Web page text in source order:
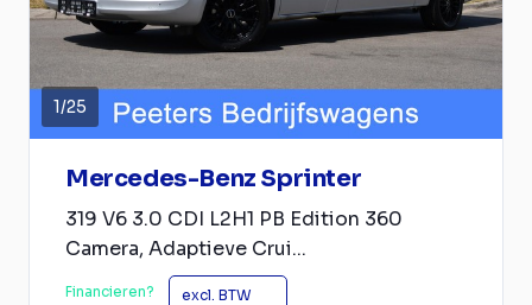
1/25
Mercedes-Benz Sprinter
319 V6 3.0 CDI L2H1 PB Edition 360
Camera, Adaptieve Crui...
Financieren? excl. BTW